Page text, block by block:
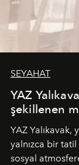
SEYAHAT
YAZ
şekillenen
YAZ Yalıkavak,
yalnızca bir
sosyal